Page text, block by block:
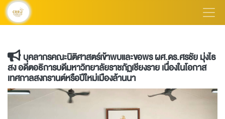
บุคลากรคณะนิติศาสตร์เข้าพบและขอพร ผศ.ดร.ศรชัย มุ่งไธ
สง อดีตอธิการบดีมหาวิทยาลัยราชภัฏเชียงราย เนื่องในโอกาส
เทศกาลสงกรานต์หรือปีใหม่เมืองล้านนา